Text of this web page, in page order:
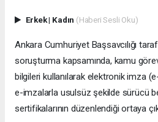
Erkek| Kadın (Haberi Sesli Oku)
Ankara Cumhuriyet Başsavcılığı
soruşturma kapsamında, kamu
bilgileri kullanılarak elektronik imza
e-imzalarla usulsüz şekilde sürücü
sertifikalarının düzenlendiği ortaya